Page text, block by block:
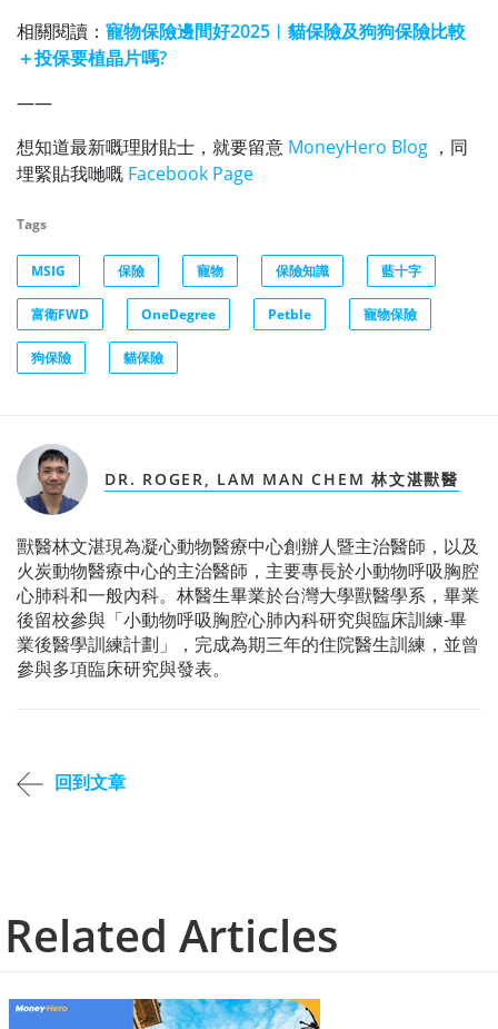
相關閱讀： 寵物保險邊間好2025︱貓保險及狗狗保險比較
＋投保要植晶片嗎?
——
想知道最新嘅理財貼士，就要留意 MoneyHero Blog ，同
埋緊貼我哋嘅 Facebook Page
Tags
MSIG 保險 寵物 保險知識 藍十字
富衛FWD OneDegree Petble 寵物保險
狗保險 貓保險
DR. ROGER, LAM MAN CHEM 林文湛獸醫
獸醫林文湛現為凝心動物醫療中心創辦人暨主治醫師，以及
火炭動物醫療中心的主治醫師，主要專長於小動物呼吸胸腔
心肺科和一般內科。林醫生畢業於台灣大學獸醫學系，畢業
後留校參與「小動物呼吸胸腔心肺內科研究與臨床訓練-畢
業後醫學訓練計劃」，完成為期三年的住院醫生訓練，並曾
參與多項臨床研究與發表。
回到文章
Related Articles